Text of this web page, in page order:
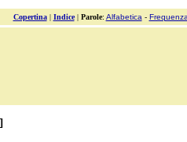
Copertina| Indice| Parole: Alfabetica -